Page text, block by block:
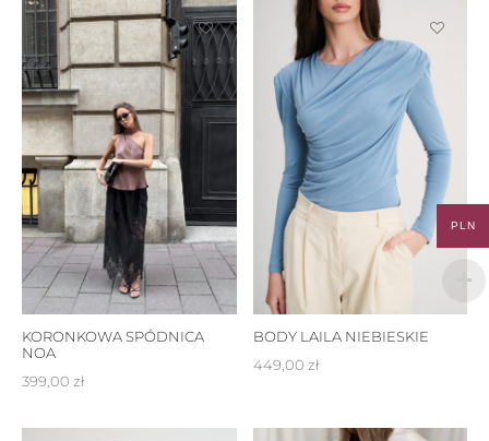
KORONKOWA SPÓDNICA
NOA
399,00 zł
BODY LAILA NIEBIESKIE
449,00 zł
PLN